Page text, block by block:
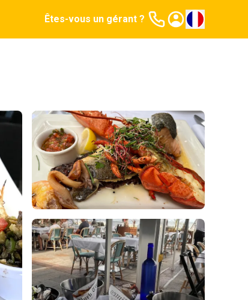
Êtes-vous un gérant ?